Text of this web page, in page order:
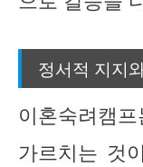
정서적 지지
이혼숙려캠
가르치는 것